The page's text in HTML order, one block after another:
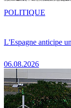
L'Espagne anticipe
06.08.2026
POLITIQUE